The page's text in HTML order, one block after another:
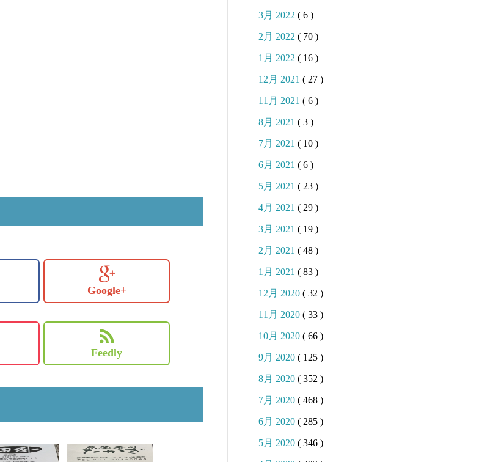
Google+
Feedly
3月 2022 ( 6 )
2月 2022 ( 70 )
1月 2022 ( 16 )
12月 2021 ( 27 )
11月 2021 ( 6 )
8月 2021 ( 3 )
7月 2021 ( 10 )
6月 2021 ( 6 )
5月 2021 ( 23 )
4月 2021 ( 29 )
3月 2021 ( 19 )
2月 2021 ( 48 )
1月 2021 ( 83 )
12月 2020 ( 32 )
11月 2020 ( 33 )
10月 2020 ( 66 )
9月 2020 ( 125 )
8月 2020 ( 352 )
7月 2020 ( 468 )
6月 2020 ( 285 )
5月 2020 ( 346 )